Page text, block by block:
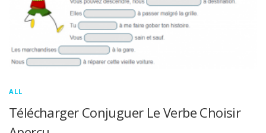
ALL
Télécharger Conjuguer Le Verbe Choisir